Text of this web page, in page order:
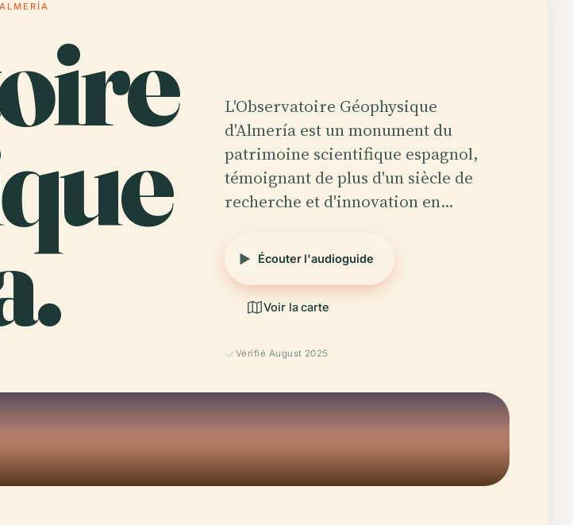
L'Observatoire Géophysique
d'Almería est un monument du
patrimoine scientifique espagnol,
témoignant de plus d'un siècle de
recherche et d'innovation en…
Écouter l'audioguide
Voir la carte
Vérifié August 2025